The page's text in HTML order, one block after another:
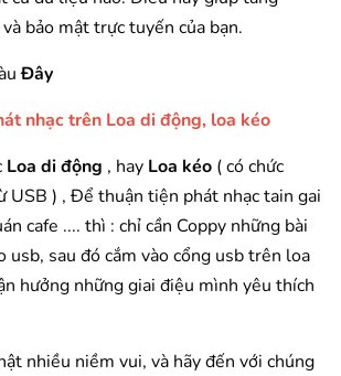
bảo mật trực tuyến của bạn.
Đây
nhạc trên Loa di động, loa kéo
Loa di động , hay Loa kéo ( có chức
USB ) , Để thuận tiện phát nhạc tain gai
cafe .... thì : chỉ cần Coppy những bài
usb, sau đó cắm vào cổng usb trên loa
hưởng những giai điệu mình yêu thích
nhiều niềm vui, và hãy đến với chúng